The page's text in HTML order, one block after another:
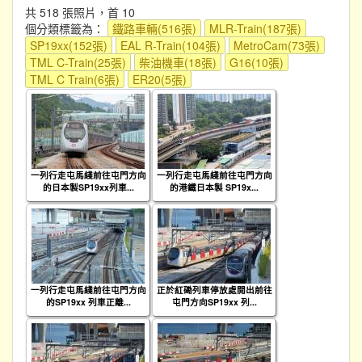
共 518 張照片，首 10
個分類標籤為：
鐵路車輛(516張)
MLR-Train(187張)
SP19xx(152張)
EAL R-Train(104張)
MetroCam(73張)
TML C-Train(25張)
柴油機車(18張)
G16(10張)
TML C Train(6張)
ER20(5張)
一列行走屯馬綫前往屯門方向
的日本製SP19xx列車...
一列行走屯馬綫前往屯門方向
的港鐵日本製 SP19x...
一列行走屯馬綫前往屯門方向
的SP19xx 列車正離...
正於紅磡列車停放處開出前往
屯門方向SP19xx 列...